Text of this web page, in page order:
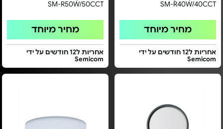
SM-R40W/40CCT
מחיר מיוחד
אחריות ל12 חודשים על ידי
Semicom
SM-R50W/50CCT
מחיר מיוחד
אחריות ל12 חודשים על ידי
Semicom